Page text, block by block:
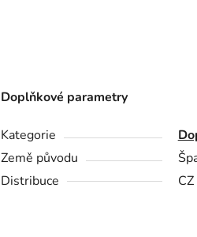
Doplňkové parametry
Kategorie
Země původu
Distribuce
CZ